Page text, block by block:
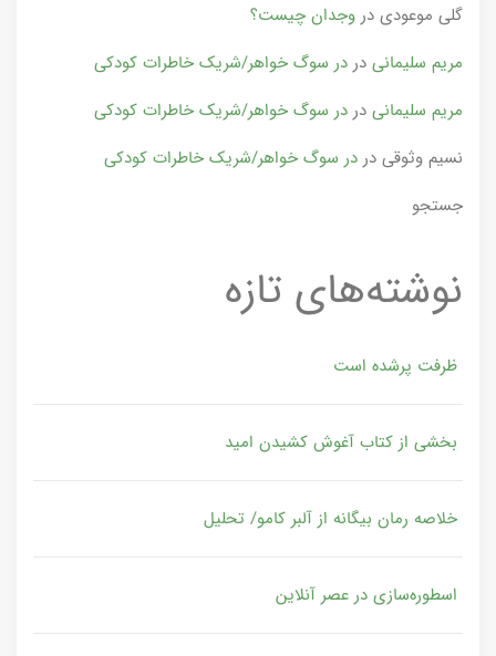
گلی موعودی در وجدان چیست؟
مریم سلیمانی در در سوگ خواهر/شریک خاطرات کودکی
مریم سلیمانی در در سوگ خواهر/شریک خاطرات کودکی
نسیم وثوقی در در سوگ خواهر/شریک خاطرات کودکی
جستجو
نوشته‌های تازه
ظرفت پرشده‌ است
بخشی از کتاب آغوش کشیدن امید
خلاصه رمان بیگانه از آلبر کامو/ تحلیل
اسطوره‌سازی در عصر آنلاین